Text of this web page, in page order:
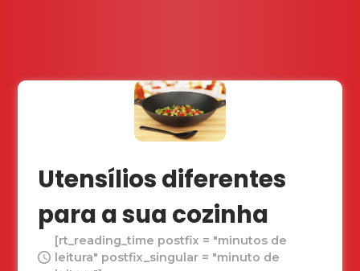
Utensílios diferentes
para a sua cozinha
[rt_reading_time postfix = "minutos de
leitura" postfix_singular = "minuto de